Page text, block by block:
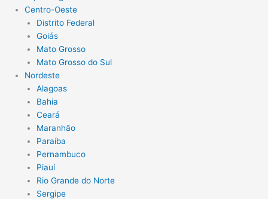
Centro-Oeste
Distrito Federal
Goiás
Mato Grosso
Mato Grosso do Sul
Nordeste
Alagoas
Bahia
Ceará
Maranhão
Paraíba
Pernambuco
Piauí
Rio Grande do Norte
Sergipe